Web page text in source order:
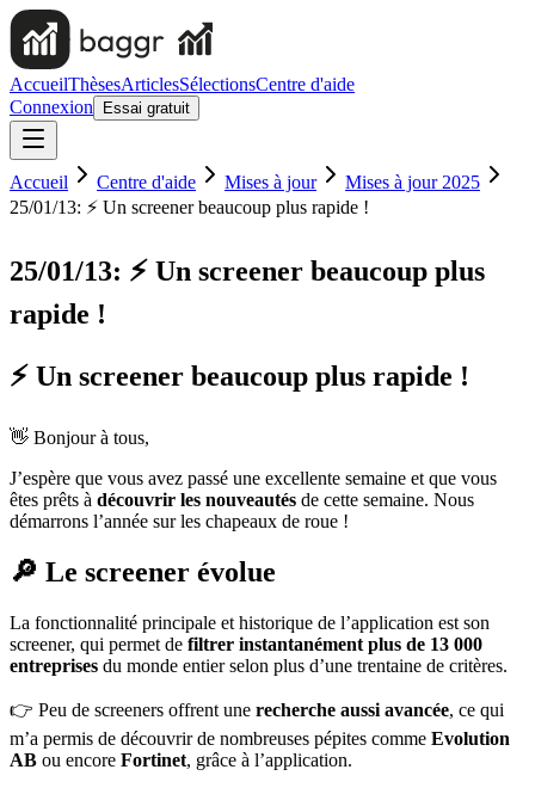
AccueilThèsesArticlesSélectionsCentre d'aide
Connexion
Essai gratuit
Accueil Centre d'aide Mises à jour
Mises à jour 2025
25/01/13: ⚡️ Un screener beaucoup plus rapide !
25/01/13: ⚡️ Un screener beaucoup plus
rapide !
⚡️ Un screener beaucoup plus rapide !
👋 Bonjour à tous,
J’espère que vous avez passé une excellente semaine et que vous
êtes prêts à découvrir les nouveautés de cette semaine. Nous
démarrons l’année sur les chapeaux de roue !
🔎 Le screener évolue
La fonctionnalité principale et historique de l’application est son
screener, qui permet de filtrer instantanément plus de 13 000
entreprises du monde entier selon plus d’une trentaine de critères.
👉 Peu de screeners offrent une recherche aussi avancée, ce qui
m’a permis de découvrir de nombreuses pépites comme Evolution
AB ou encore Fortinet, grâce à l’application.